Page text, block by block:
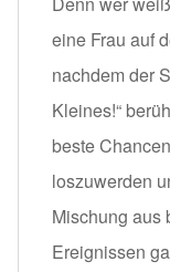
eine Frau auf
nachdem der
Kleines!“
beste
loszuwerden
Mischung aus
Ereignissen